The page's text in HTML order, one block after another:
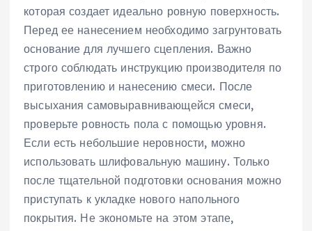
которая создает идеально ровную поверхность.
Перед ее нанесением необходимо загрунтовать
основание для лучшего сцепления. Важно
строго соблюдать инструкцию производителя по
приготовлению и нанесению смеси. После
высыхания самовыравнивающейся смеси‚
проверьте ровность пола с помощью уровня.
Если есть небольшие неровности‚ можно
использовать шлифовальную машину. Только
после тщательной подготовки основания можно
приступать к укладке нового напольного
покрытия. Не экономьте на этом этапе‚